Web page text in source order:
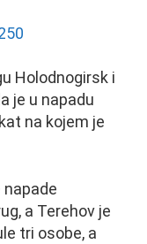
Holodnogirsk i
je u napadu
na kojem je
napade
a Terehov je
tri osobe, a